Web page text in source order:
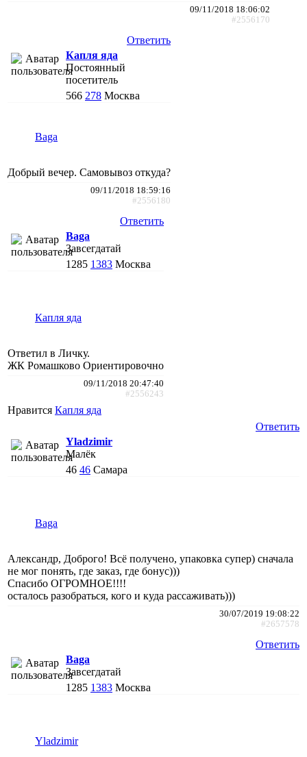
09/11/2018 18:06:02
#2556170
Ответить
Капля яда
Постоянный
посетитель
566 278 Москва
Baga
Добрый вечер. Самовывоз откуда?
09/11/2018 18:59:16
#2556180
Ответить
Baga
Завсегдатай
1285 1383 Москва
Капля яда
Ответил в Личку.
ЖК Ромашково Ориентировочно
09/11/2018 20:47:40
#2556243
Нравится Капля яда
Ответить
Yladzimir
Малёк
46 46 Самара
Baga
Александр, Доброго! Всё получено, упаковка супер) сначала
не мог понять, где заказ, где бонус)))
Спасибо ОГРОМНОЕ!!!!
осталось разобраться, кого и куда рассаживать)))
30/07/2019 19:08:22
#2657578
Ответить
Baga
Завсегдатай
1285 1383 Москва
Yladzimir